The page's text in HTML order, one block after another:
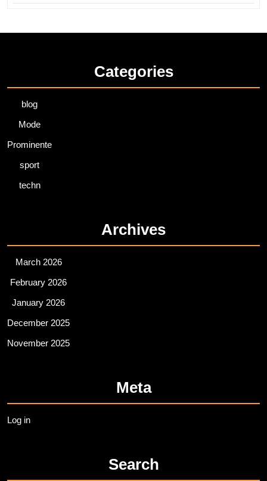
Categories
blog
Mode
Prominente
sport
techn
Archives
March 2026
February 2026
January 2026
December 2025
November 2025
Meta
Log in
Search